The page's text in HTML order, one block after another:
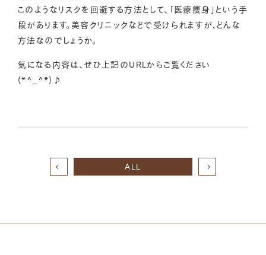
このようなリスクを回避する方法として、「医療痩身」という手
段があります。美容クリニックなどで受けられますが、どんな
方法なのでしょうか。
気になる内容は、ぜひ上記のURLからご覧ください
(*^_^*)♪
ALL